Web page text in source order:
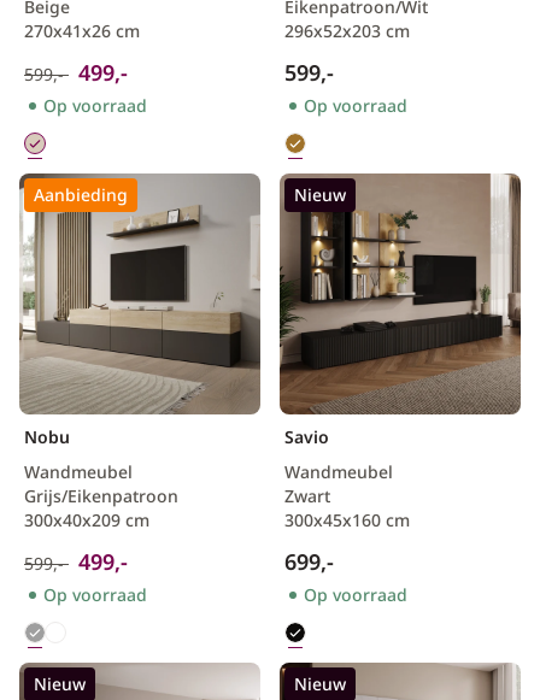
Beige
270x41x26 cm
599,- 499,-
Op voorraad
Eikenpatroon/Wit
296x52x203 cm
599,-
Op voorraad
Aanbieding
Nobu
Wandmeubel
Grijs/Eikenpatroon
300x40x209 cm
599,- 499,-
Op voorraad
Nieuw
Savio
Wandmeubel
Zwart
300x45x160 cm
699,-
Op voorraad
Nieuw Nieuw